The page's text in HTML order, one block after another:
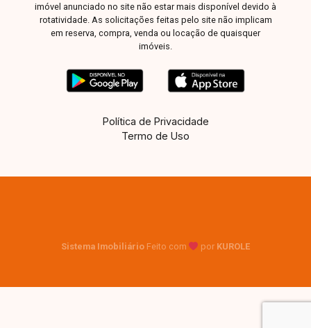
imóvel anunciado no site não estar mais disponível devido à
rotatividade. As solicitações feitas pelo site não implicam
em reserva, compra, venda ou locação de quaisquer
imóveis.
Política de Privacidade
Termo de Uso
Sistema Imobiliário Feito com por KUROLE